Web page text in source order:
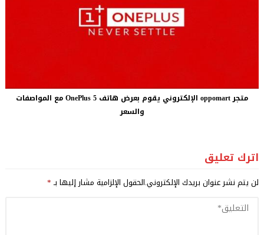
متجر oppomart الإلكتروني يقوم بعرض هاتف OnePlus 5 مع المواصفات
والسعر
اترك تعليق
لن يتم نشر عنوان بريدك الإلكتروني.الحقول الإلزامية مشار إليها بـ*